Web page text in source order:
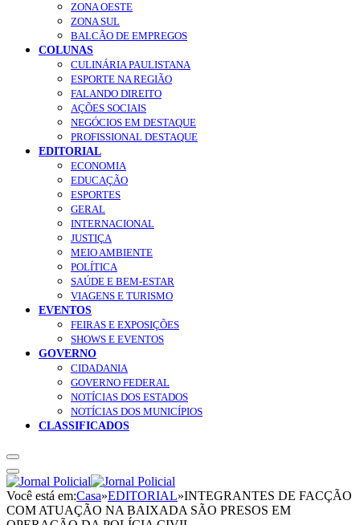
ZONA OESTE
ZONA SUL
BALCÃO DE EMPREGOS
COLUNAS
CULINÁRIA PAULISTANA
ESPORTE NA REGIÃO
FALANDO DIREITO
AÇÕES SOCIAIS
NEGÓCIOS EM DESTAQUE
PROFISSIONAL DESTAQUE
EDITORIAL
ECONOMIA
EDUCAÇÃO
ESPORTES
GERAL
INTERNACIONAL
JUSTIÇA
MEIO AMBIENTE
POLÍTICA
SAÚDE E BEM-ESTAR
VIAGENS E TURISMO
EVENTOS
FEIRAS E EXPOSIÇÕES
SHOWS E EVENTOS
GOVERNO
CIDADANIA
GOVERNO FEDERAL
NOTÍCIAS DOS ESTADOS
NOTÍCIAS DOS MUNICÍPIOS
CLASSIFICADOS
Você está em:Casa»EDITORIAL»INTEGRANTES DE FACÇÃO
COM ATUAÇÃO NA BAIXADA SÃO PRESOS EM